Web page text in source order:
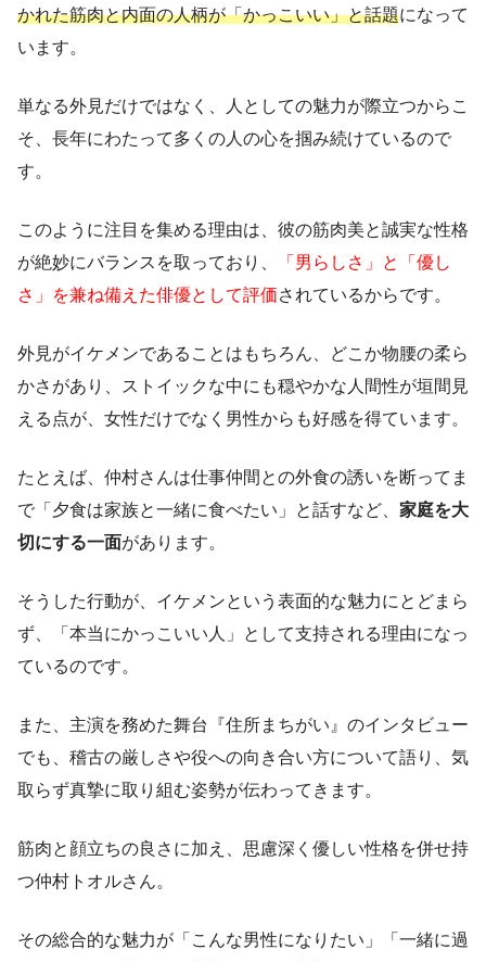
かれた筋肉と内面の人柄が「かっこいい」と話題になって
います。
単なる外見だけではなく、人としての魅力が際立つからこ
そ、長年にわたって多くの人の心を掴み続けているので
す。
このように注目を集める理由は、彼の筋肉美と誠実な性格
が絶妙にバランスを取っており、
「男らしさ」と「優し
さ」を兼ね備えた俳優として評価されているからです。
外見がイケメンであることはもちろん、どこか物腰の柔ら
かさがあり、ストイックな中にも穏やかな人間性が垣間見
える点が、女性だけでなく男性からも好感を得ています。
たとえば、仲村さんは仕事仲間との外食の誘いを断ってま
で「夕食は家族と一緒に食べたい」と話すなど、 家庭を大
切にする一面があります。
そうした行動が、イケメンという表面的な魅力にとどまら
ず、「本当にかっこいい人」として支持される理由になっ
ているのです。
また、主演を務めた舞台『住所まちがい』のインタビュー
でも、稽古の厳しさや役への向き合い方について語り、気
取らず真摯に取り組む姿勢が伝わってきます。
筋肉と顔立ちの良さに加え、思慮深く優しい性格を併せ持
つ仲村トオルさん。
その総合的な魅力が「こんな男性になりたい」「一緒に過